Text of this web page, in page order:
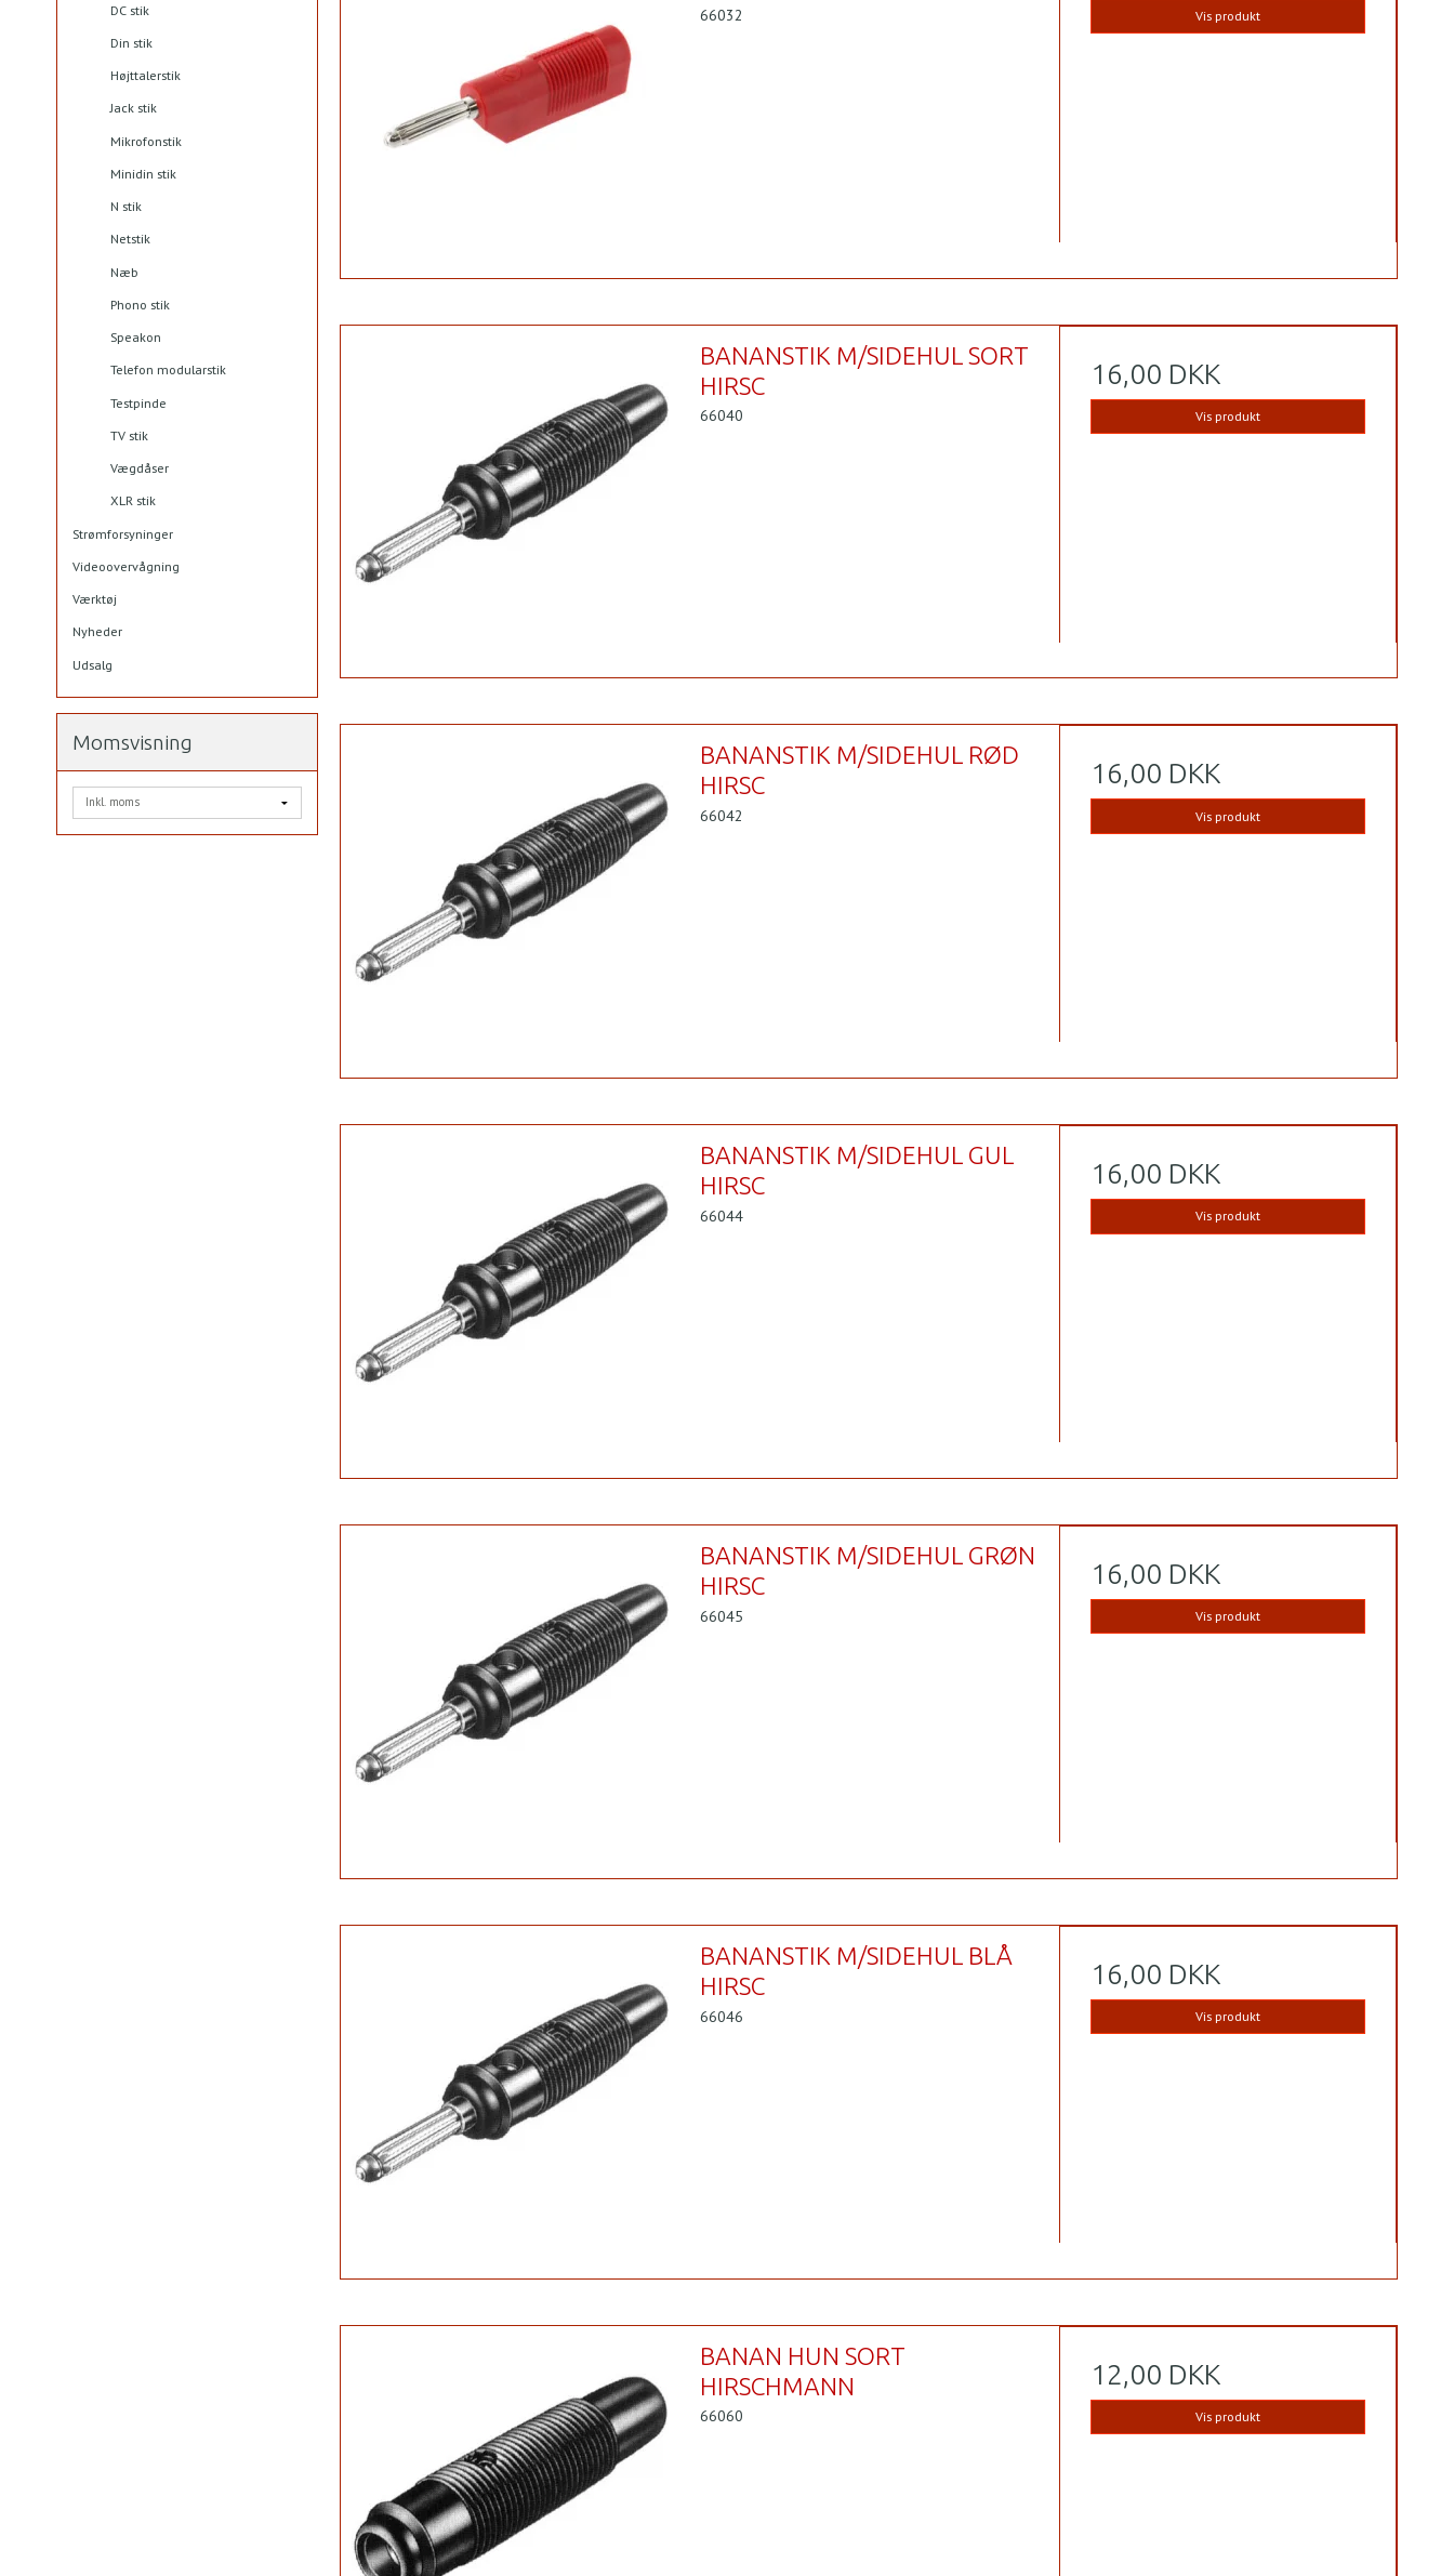
DC stik
Din stik
Højttalerstik
Jack stik
Mikrofonstik
Minidin stik
N stik
Netstik
Næb
Phono stik
Speakon
Telefon modularstik
Testpinde
TV stik
Vægdåser
XLR stik
Strømforsyninger
Videoovervågning
Værktøj
Nyheder
Udsalg
Momsvisning
66032 Vis produkt
BANANSTIK M/SIDEHUL SORT
HIRSC
66040
16,00 DKK
Vis produkt
BANANSTIK M/SIDEHUL RØD
HIRSC
66042
16,00 DKK
Vis produkt
BANANSTIK M/SIDEHUL GUL
HIRSC
66044
16,00 DKK
Vis produkt
BANANSTIK M/SIDEHUL GRØN
HIRSC
66045
16,00 DKK
Vis produkt
BANANSTIK M/SIDEHUL BLÅ
HIRSC
66046
16,00 DKK
Vis produkt
BANAN HUN SORT
HIRSCHMANN
66060
12,00 DKK
Vis produkt